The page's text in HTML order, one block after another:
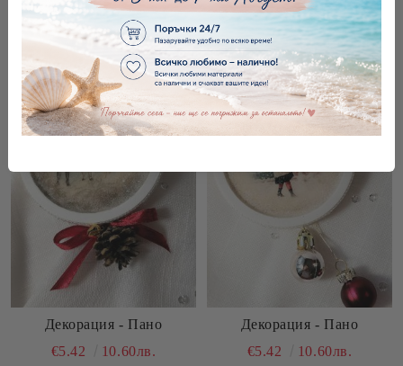
Последни бройки Последни бройки
Декорация - Пано
€5.42
10.60лв.
Декорация - Пано
€5.42
10.60лв.